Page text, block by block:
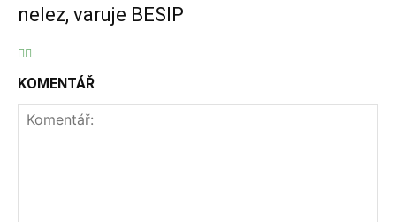
nelez, varuje BESIP
KOMENTÁŘ